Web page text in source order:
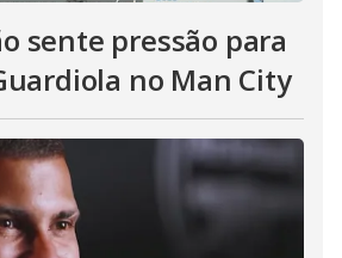
sente pressão para
no Man City